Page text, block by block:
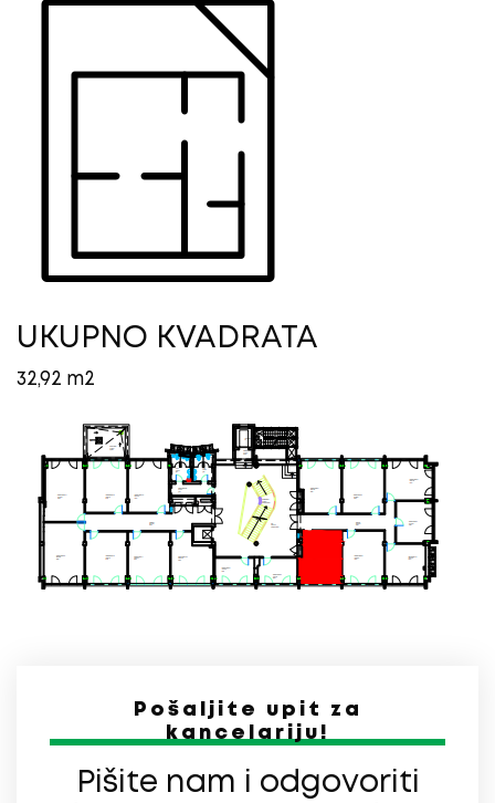
UKUPNO KVADRATA
32,92 m2
Pošaljite upit za
kancelariju!
Pišite nam i odgovoriti